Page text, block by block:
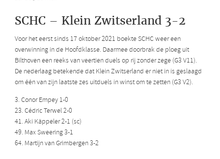
SCHC – Klein Zwitserland 3-2
Voor het eerst sinds 17 oktober 2021 boekte SCHC weer een
overwinning in de Hoofdklasse. Daarmee doorbrak de ploeg uit
Bilthoven een reeks van veertien duels op rij zonder zege (G3 V11).
De nederlaag betekende dat Klein Zwitserland er niet in is geslaagd
om één van zijn laatste zes uitduels in winst om te zetten (G3 V2).
3. Conor Empey 1-0
23. Cédric Terwel 2-0
41. Aki Käppeler 2-1 (sc)
49. Max Sweering 3-1
64. Martijn van Grimbergen 3-2